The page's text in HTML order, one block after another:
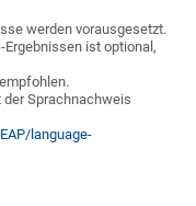
werden vorausgesetzt.
Ergebnissen ist optional,
Sprachnachweis
language-